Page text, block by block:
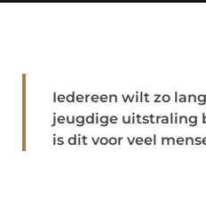
Iedereen wilt zo
jeugdige uitstraling
is dit voor veel